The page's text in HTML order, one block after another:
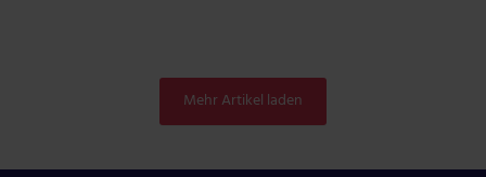
Mehr Artikel laden